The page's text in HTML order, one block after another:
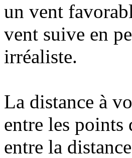
un vent
vent suive en
irréaliste.
La distance à
entre les points
entre la